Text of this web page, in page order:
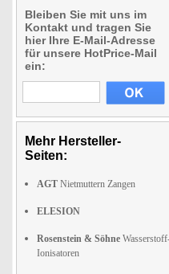
Bleiben Sie mit uns im
Kontakt und tragen Sie
hier Ihre E-Mail-Adresse
für unsere HotPrice-Mail
ein:
Mehr Hersteller-
Seiten:
AGT Nietmuttern Zangen
ELESION
Rosenstein & Söhne
Ionisatoren